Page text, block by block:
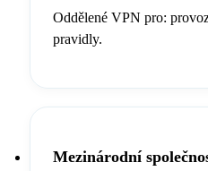
Oddělené VPN pro:
pravidly.
Mezinárodní